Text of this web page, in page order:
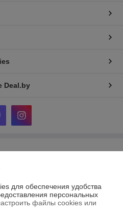
Deal.by
для обеспечения удобства
персональных
файлы cookies или